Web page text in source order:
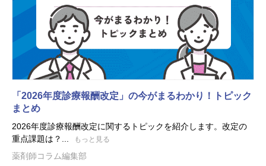
「2026年度診療報酬改定」の今がまるわかり！トピック
まとめ
2026年度診療報酬改定に関するトピックを紹介します。改定の
重点課題は？...
もっと見る
薬剤師コラム編集部